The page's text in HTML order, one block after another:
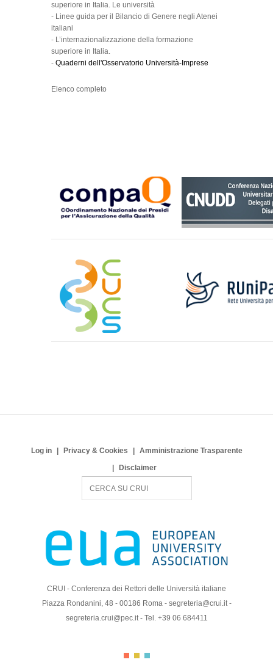
superiore in Italia. Le università
- Linee guida per il Bilancio di Genere negli Atenei
italiani
- L’internazionalizzazione della formazione
superiore in Italia.
- Quaderni dell'Osservatorio Università-Imprese
Elenco completo
Log in Privacy & Cookies
Amministrazione Trasparente
Disclaimer
c
CRUI - Conferenza dei Rettori delle Università italiane
Piazza Rondanini, 48 - 00186 Roma - segreteria@crui.it -
segreteria.crui@pec.it - Tel. +39 06 684411